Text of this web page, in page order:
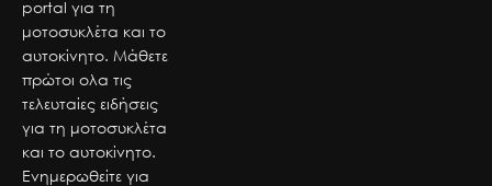
portal για τη
μοτοσυκλέτα και το
αυτοκίνητο. Μάθετε
πρώτοι ολα τις
τελευταίες ειδήσεις
για τη μοτοσυκλέτα
και το αυτοκίνητο.
Ενημερωθείτε για